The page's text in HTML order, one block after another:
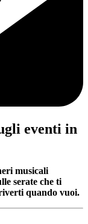
eventi in
musicali
serate che ti
quando vuoi.